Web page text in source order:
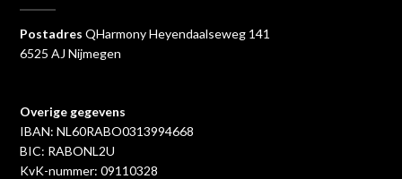
Postadres QHarmony Heyendaalseweg 141
6525 AJ Nijmegen
Overige gegevens
IBAN: NL60RABO0313994668
BIC: RABONL2U
KvK-nummer: 09110328